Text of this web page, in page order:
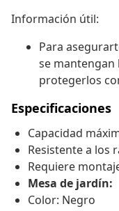
Información útil:
Para
se mantengan
protegerlos
Especificaciones
Capacidad
Resistente a los
Requiere
Mesa de jardín:
Color: Negro